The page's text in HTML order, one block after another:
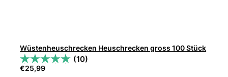
Wüstenheuschrecken Heuschrecken gross 100 Stück
(10)
€25,99